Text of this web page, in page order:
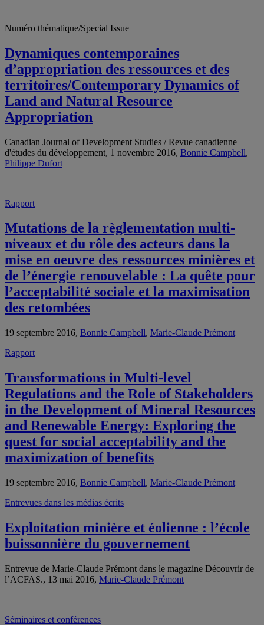
Numéro thématique/Special Issue
Dynamiques contemporaines
d’appropriation des ressources et des
territoires/Contemporary Dynamics of
Land and Natural Resource
Appropriation
Canadian Journal of Development Studies / Revue canadienne
d'études du développement, 1 novembre 2016, Bonnie Campbell,
Philippe Dufort
Rapport
Mutations de la règlementation multi-
niveaux et du rôle des acteurs dans la
mise en oeuvre des ressources minières et
de l’énergie renouvelable : La quête pour
l’acceptabilité sociale et la maximisation
des retombées
19 septembre 2016, Bonnie Campbell, Marie-Claude Prémont
Rapport
Transformations in Multi-level
Regulations and the Role of Stakeholders
in the Development of Mineral Resources
and Renewable Energy: Exploring the
quest for social acceptability and the
maximization of benefits
19 septembre 2016, Bonnie Campbell, Marie-Claude Prémont
Entrevues dans les médias écrits
Exploitation minière et éolienne : l’école
buissonnière du gouvernement
Entrevue de Marie-Claude Prémont dans le magazine Découvrir de
l’ACFAS., 13 mai 2016, Marie-Claude Prémont
Séminaires et conférences